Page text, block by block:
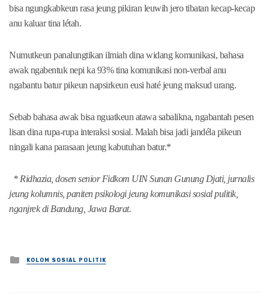
bisa ngungkabkeun rasa jeung pikiran leuwih jero tibatan kecap-kecap
anu kaluar tina létah.
Numutkeun panalungtikan ilmiah dina widang komunikasi, bahasa
awak ngabentuk nepi ka 93% tina komunikasi non-verbal anu
ngabantu batur pikeun napsirkeun eusi haté jeung maksud urang.
Sebab bahasa awak bisa nguatkeun atawa sabalikna, ngabantah pesen
lisan dina rupa-rupa interaksi sosial. Malah bisa jadi jandéla pikeun
ningali kana parasaan jeung kabutuhan batur.*
* Ridhazia, dosen senior Fidkom UIN Sunan Gunung Djati, jurnalis
jeung kolumnis, paniten psikologi jeung komunikasi sosial pulitik,
nganjrek di Bandung, Jawa Barat.
Posted
KOLOM SOSIAL POLITIK